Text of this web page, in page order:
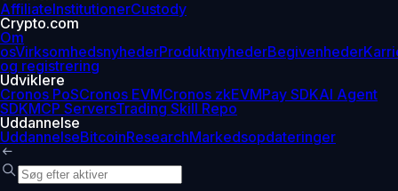
AffiliateInstitutionerCustody
Crypto.com
Om
osVirksomhedsnyhederProduktnyhederBegivenheder
og registrering
Udviklere
Cronos PoSCronos EVMCronos zkEVMPay SDKAI Agent
SDKMCP ServersTrading Skill Repo
Uddannelse
UddannelseBitcoinResearchMarkedsopdateringer